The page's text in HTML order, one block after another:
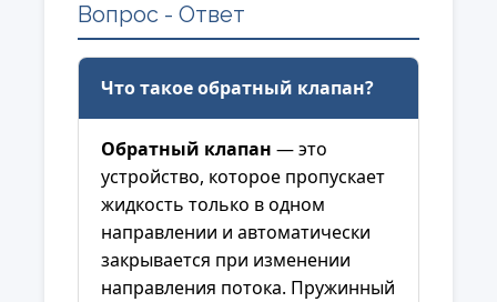
Вопрос - Ответ
Что такое обратный клапан?
Обратный клапан — это
устройство, которое пропускает
жидкость только в одном
направлении и автоматически
закрывается при изменении
направления потока. Пружинный